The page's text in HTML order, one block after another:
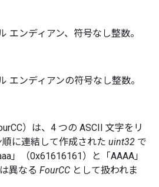
エンディアン、符号なし整数。
エンディアンの符号なし整数。
）は、4 つの ASCII 文字をリ
順に連結して作成された uint32 で
」（0x61616161）と「AAAA」
異なる FourCC として扱われま